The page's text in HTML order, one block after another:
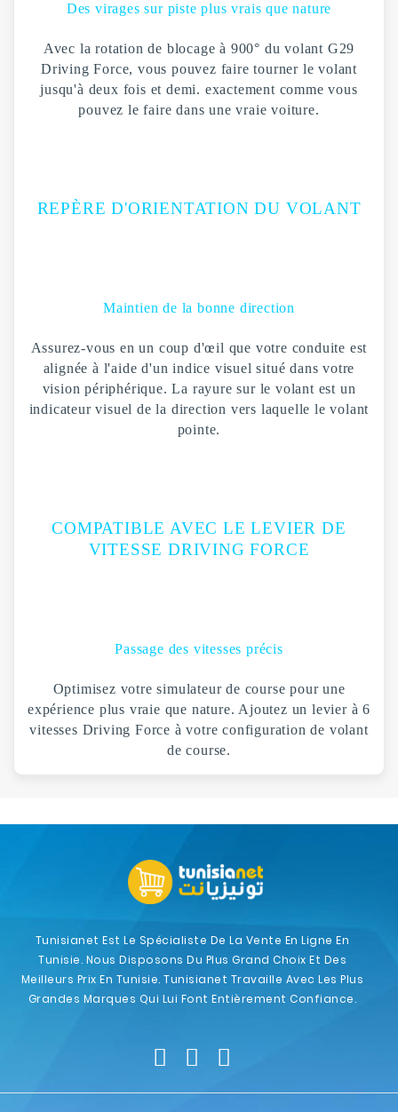
Des virages sur piste plus vrais que nature
Avec la rotation de blocage à 900° du volant G29
Driving Force, vous pouvez faire tourner le volant
jusqu'à deux fois et demi. exactement comme vous
pouvez le faire dans une vraie voiture.
REPÈRE D'ORIENTATION DU VOLANT
Maintien de la bonne direction
Assurez-vous en un coup d'œil que votre conduite est
alignée à l'aide d'un indice visuel situé dans votre
vision périphérique. La rayure sur le volant est un
indicateur visuel de la direction vers laquelle le volant
pointe.
COMPATIBLE AVEC LE LEVIER DE
VITESSE DRIVING FORCE
Passage des vitesses précis
Optimisez votre simulateur de course pour une
expérience plus vraie que nature. Ajoutez un levier à 6
vitesses Driving Force à votre configuration de volant
de course.
Tunisianet Est Le Spécialiste De La Vente En Ligne En
Tunisie. Nous Disposons Du Plus Grand Choix Et Des
Meilleurs Prix En Tunisie. Tunisianet Travaille Avec Les Plus
Grandes Marques Qui Lui Font Entièrement Confiance.